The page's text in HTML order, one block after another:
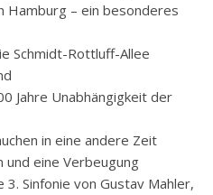
Hamburg – ein besonderes
Schmidt-Rottluff-Allee
Jahre Unabhängigkeit der
in eine andere Zeit
und eine Verbeugung
Sinfonie von Gustav Mahler,